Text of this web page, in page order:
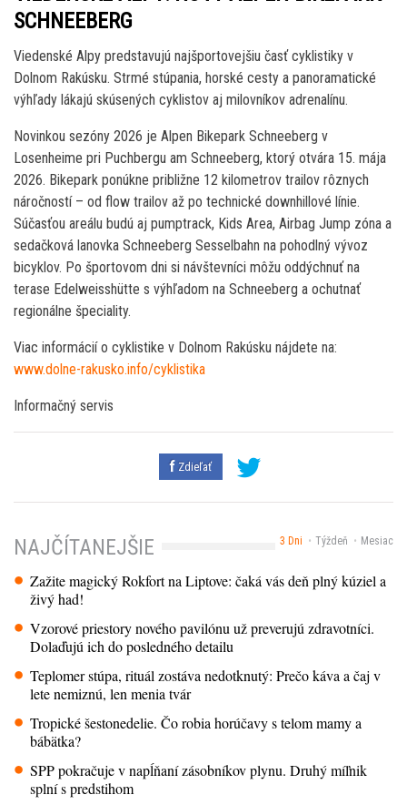
SCHNEEBERG
Viedenské Alpy predstavujú najšportovejšiu časť cyklistiky v
Dolnom Rakúsku. Strmé stúpania, horské cesty a panoramatické
výhľady lákajú skúsených cyklistov aj milovníkov adrenalínu.
Novinkou sezóny 2026 je Alpen Bikepark Schneeberg v
Losenheime pri Puchbergu am Schneeberg, ktorý otvára 15. mája
2026. Bikepark ponúkne približne 12 kilometrov trailov rôznych
náročností – od flow trailov až po technické downhillové línie.
Súčasťou areálu budú aj pumptrack, Kids Area, Airbag Jump zóna a
sedačková lanovka Schneeberg Sesselbahn na pohodlný vývoz
bicyklov. Po športovom dni si návštevníci môžu oddýchnuť na
terase Edelweisshütte s výhľadom na Schneeberg a ochutnať
regionálne špeciality.
Viac informácií o cyklistike v Dolnom Rakúsku nájdete na:
www.dolne-rakusko.info/cyklistika
Informačný servis
Zdieľať
3 Dni Týždeň Mesiac
NAJČÍTANEJŠIE
Zažite magický Rokfort na Liptove: čaká vás deň plný kúziel a
živý had!
Vzorové priestory nového pavilónu už preverujú zdravotníci.
Dolaďujú ich do posledného detailu
Teplomer stúpa, rituál zostáva nedotknutý: Prečo káva a čaj v
lete nemiznú, len menia tvár
Tropické šestonedelie. Čo robia horúčavy s telom mamy a
bábätka?
SPP pokračuje v napĺňaní zásobníkov plynu. Druhý míľnik
splní s predstihom